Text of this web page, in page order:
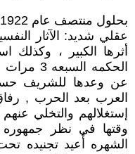
عقلي شديد: الآثار
أثرها الكبير ، وكذلك
الحكمه
عن وعدها للشريف
العرب بعد الحرب ,
إستغلالهم والتخلي
وقتها في نظر
الشهره أُعيد تجنيده